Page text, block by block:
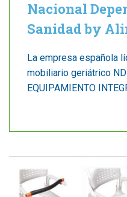
Nacional
Sanidad by
La empresa española
mobiliario geriátrico
EQUIPAMIENTO